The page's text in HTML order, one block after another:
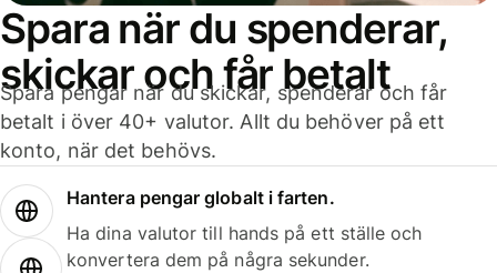
Spara när du spenderar,
skickar och får betalt
Spara pengar när du skickar, spenderar och får
betalt i över 40+ valutor. Allt du behöver på ett
konto, när det behövs.
Hantera pengar globalt i farten.
Ha dina valutor till hands på ett ställe och
konvertera dem på några sekunder.